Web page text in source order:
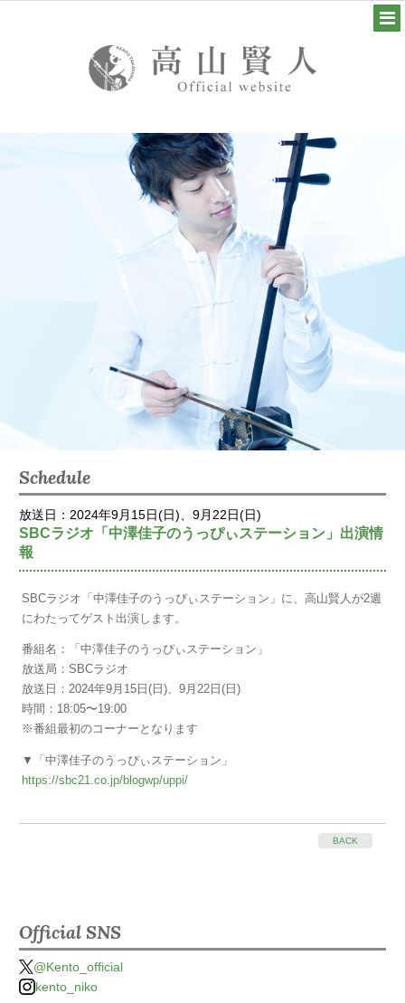
Schedule
放送日：2024年9月15日(日)、9月22日(日)
SBCラジオ「中澤佳子のうっぴぃステーション」出演情
報
SBCラジオ「中澤佳子のうっぴぃステーション」に、高山賢人が2週
にわたってゲスト出演します。
番組名：「中澤佳子のうっぴぃステーション」
放送局：SBCラジオ
放送日：2024年9月15日(日)、9月22日(日)
時間：18:05〜19:00
※番組最初のコーナーとなります
▼「中澤佳子のうっぴぃステーション」
https://sbc21.co.jp/blogwp/uppi/
BACK
Official SNS
@Kento_official
kento_niko